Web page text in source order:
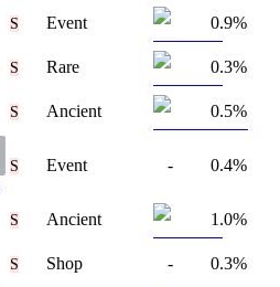
S Event 0.9%
S Rare 0.3%
S Ancient 0.5%
S Event - 0.4%
S Ancient 1.0%
S Shop - 0.3%